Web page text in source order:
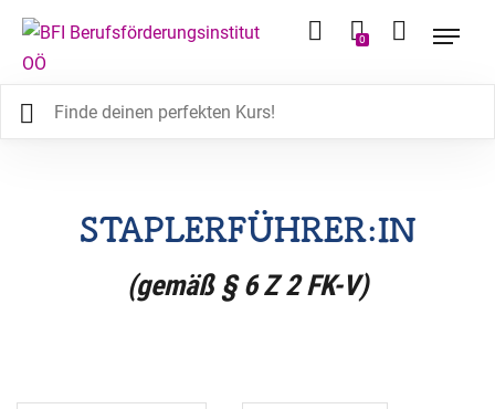
0
STAPLERFÜHRER:IN
(gemäß § 6 Z 2 FK-V)